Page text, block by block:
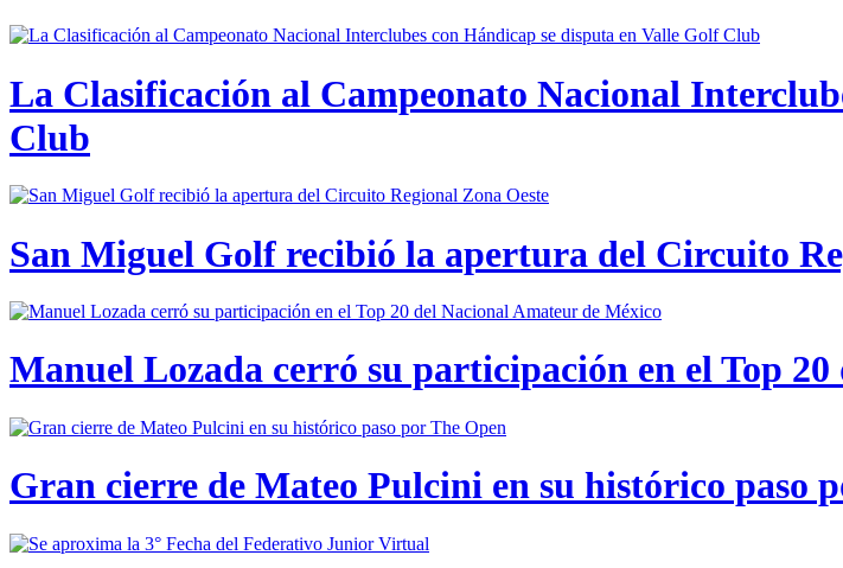
La Clasificación al Campeonato Nacional
Club
San Miguel Golf recibió la apertura del Circuito
Manuel Lozada cerró su participación en el Top
Gran cierre de Mateo Pulcini en su histórico paso